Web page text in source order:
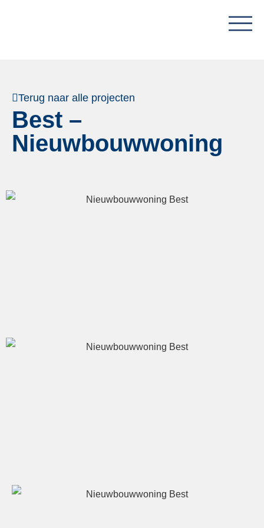
Terug naar alle projecten
Best –
Nieuwbouwwoning